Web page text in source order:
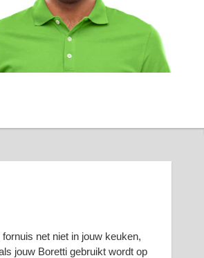
net niet in jouw keuken,
jouw Boretti gebruikt wordt op